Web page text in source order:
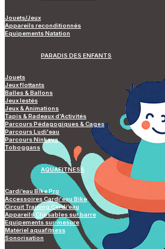
Jouets/Jeux
Appareils reconditionnés
Equipements Natation
PARADIS DES ENFANTS
Jouets
Jeux flottants
Balles & Ballons
Jeux lestés
Jeux & Animations
Tapis & Radeaux d’Activités
Parcours Pédagogiques & Cages
Parcours Ludi'eau
Parcours Ninkaya
Toboggans
AQUAFITNESS
Cardi’eau Bike Pro
Accessoires Cardi'eau Bike
Circuit Training Cardi’eau
Appareils Clipsables sur barre
Equipements sur-mesure
Matériel aquafitness
Sonorisation